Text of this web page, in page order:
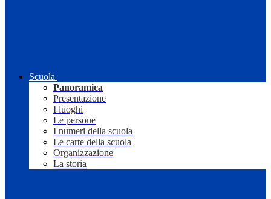
Scuola
Panoramica
Presentazione
I luoghi
Le persone
I numeri della scuola
Le carte della scuola
Organizzazione
La storia